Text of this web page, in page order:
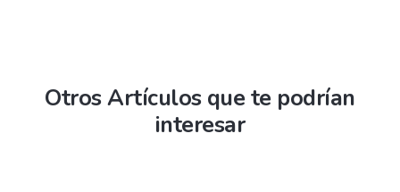
Otros Artículos que te podrían
interesar